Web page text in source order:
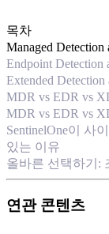
목차
Managed
Endpoint Detection
Extended
MDR vs EDR vs
MDR vs EDR vs
SentinelOne이 사
있는 이유
올바른 선택하기:
연관 콘텐츠